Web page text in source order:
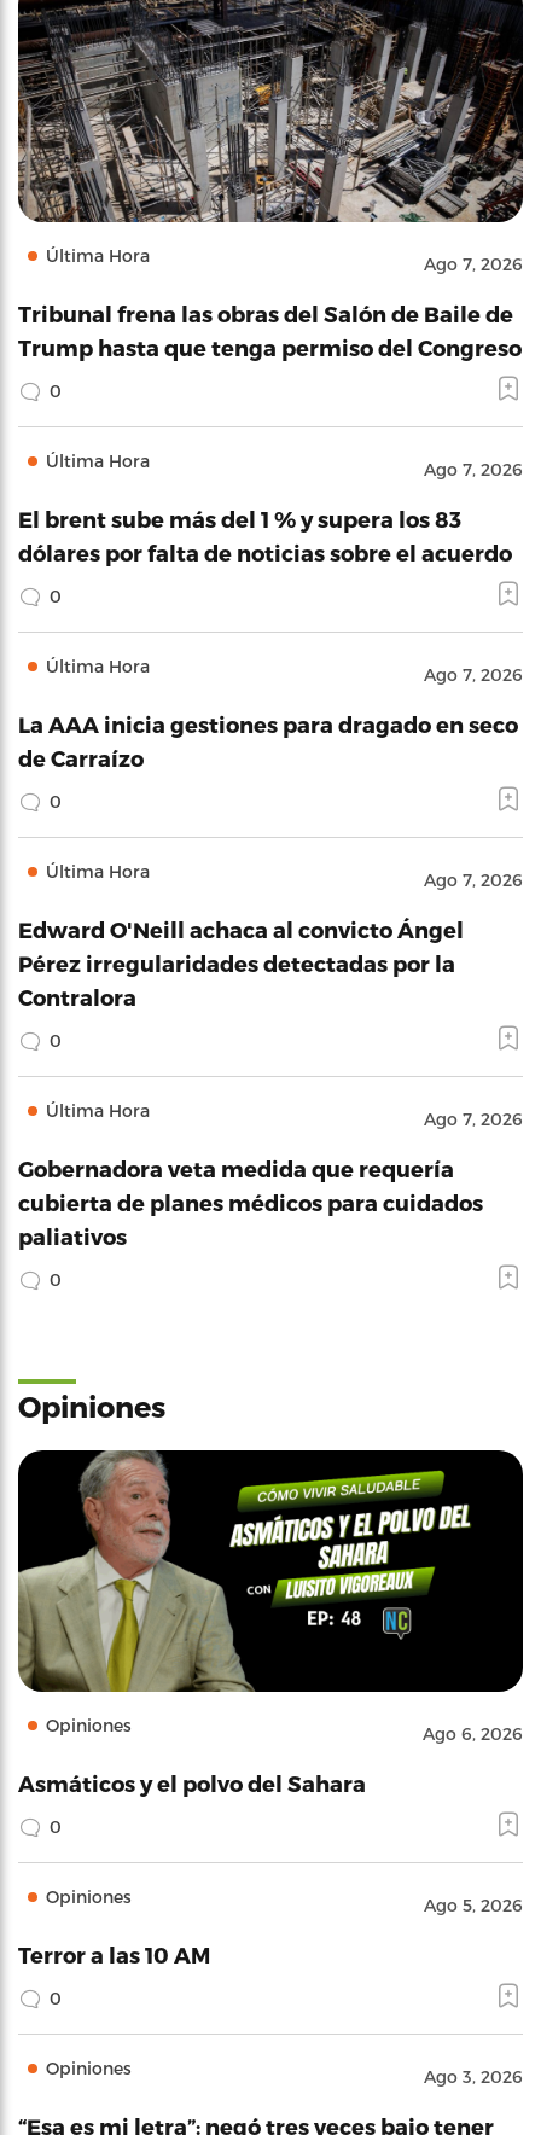
Última Hora Ago 7, 2026
Tribunal frena las obras del Salón de Baile de
Trump hasta que tenga permiso del Congreso
0
Última Hora Ago 7, 2026
El brent sube más del 1 % y supera los 83
dólares por falta de noticias sobre el acuerdo
0
Última Hora Ago 7, 2026
La AAA inicia gestiones para dragado en seco
de Carraízo
0
Última Hora Ago 7, 2026
Edward O'Neill achaca al convicto Ángel
Pérez irregularidades detectadas por la
Contralora
0
Última Hora Ago 7, 2026
Gobernadora veta medida que requería
cubierta de planes médicos para cuidados
paliativos
0
Opiniones
Opiniones Ago 6, 2026
Asmáticos y el polvo del Sahara
0
Opiniones Ago 5, 2026
Terror a las 10 AM
0
Opiniones Ago 3, 2026
“Esa es mi letra”: negó tres veces bajo tener